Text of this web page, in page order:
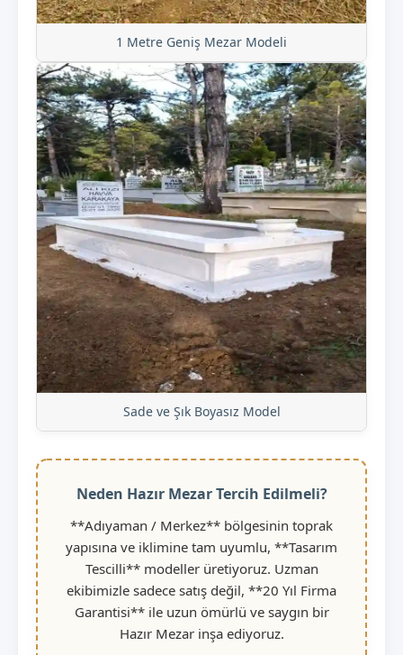
1 Metre Geniş Mezar Modeli
Sade ve Şık Boyasız Model
Neden Hazır Mezar Tercih Edilmeli?
**Adıyaman / Merkez** bölgesinin toprak
yapısına ve iklimine tam uyumlu, **Tasarım
Tescilli** modeller üretiyoruz. Uzman
ekibimizle sadece satış değil, **20 Yıl Firma
Garantisi** ile uzun ömürlü ve saygın bir
Hazır Mezar inşa ediyoruz.